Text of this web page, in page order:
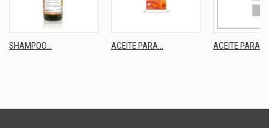
SHAMPOO... ACEITE PARA... ACEITE PARA...